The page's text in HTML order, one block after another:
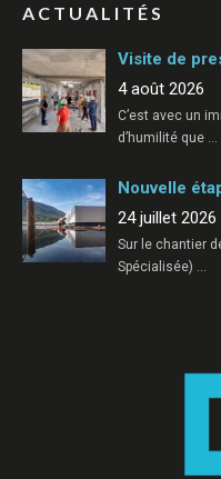
ACTUALITÉS
Visite de
4 août 2026
C’est avec un
d’humilité que
Nouvelle
24 juillet 2026
Sur le chantier
Spécialisée) …